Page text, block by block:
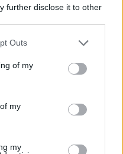
further disclose it to other
Outs
of my
my
my
contributi previdenziali